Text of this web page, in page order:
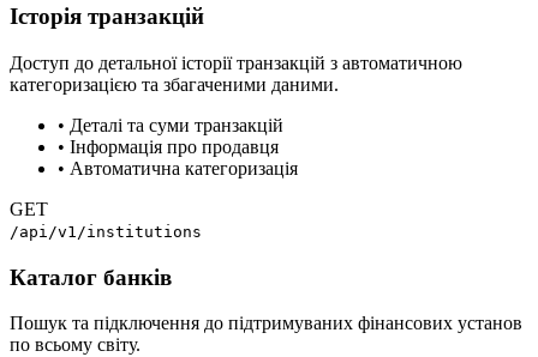
Історія транзакцій
Доступ до детальної історії транзакцій з автоматичною
категоризацією та збагаченими даними.
• Деталі та суми транзакцій
• Інформація про продавця
• Автоматична категоризація
GET
/api/v1/institutions
Каталог банків
Пошук та підключення до підтримуваних фінансових установ
по всьому світу.